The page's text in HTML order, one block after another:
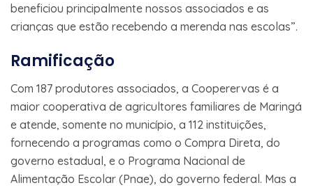
beneficiou principalmente nossos associados e as
crianças que estão recebendo a merenda nas escolas”.
Ramificação
Com 187 produtores associados, a Cooperervas é a
maior cooperativa de agricultores familiares de Maringá
e atende, somente no município, a 112 instituições,
fornecendo a programas como o Compra Direta, do
governo estadual, e o Programa Nacional de
Alimentação Escolar (Pnae), do governo federal. Mas a